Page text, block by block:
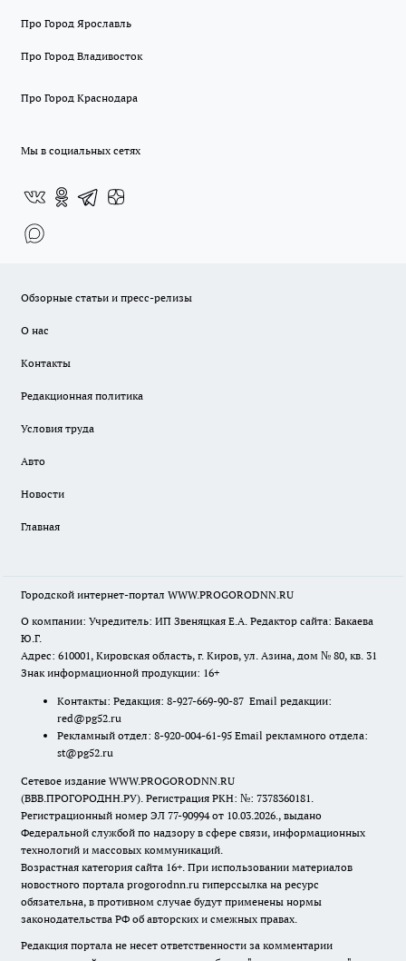
Про Город Ярославль
Про Город Владивосток
Про Город Краснодара
Мы в социальных сетях
Обзорные статьи и пресс-релизы
О нас
Контакты
Редакционная политика
Условия труда
Авто
Новости
Главная
Городской интернет-портал WWW.PROGORODNN.RU
О компании: Учредитель: ИП Звеняцкая Е.А. Редактор сайта: Бакаева
Ю.Г.
Адрес: 610001, Кировская область, г. Киров, ул. Азина, дом № 80, кв. 31
Знак информационной продукции: 16+
Контакты: Редакция: 8-927-669-90-87 Email редакции:
red@pg52.ru
Рекламный отдел: 8-920-004-61-95 Email рекламного отдела:
st@pg52.ru
Сетевое издание WWW.PROGORODNN.RU
(ВВВ.ПРОГОРОДНН.РУ). Регистрация РКН: №: 7378360181.
Регистрационный номер ЭЛ 77-90994 от 10.03.2026., выдано
Федеральной службой по надзору в сфере связи, информационных
технологий и массовых коммуникаций.
Возрастная категория сайта 16+. При использовании материалов
новостного портала progorodnn.ru гиперссылка на ресурс
обязательна, в противном случае будут применены нормы
законодательства РФ об авторских и смежных правах.
Редакция портала не несет ответственности за комментарии